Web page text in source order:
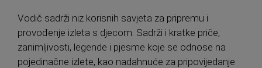
Vodič sadrži niz korisnih savjeta za pripremu i
provođenje izleta s djecom. Sadrži i kratke priče,
zanimljivosti, legende i pjesme koje se odnose na
pojedinačne izlete, kao nadahnuće za pripovijedanje